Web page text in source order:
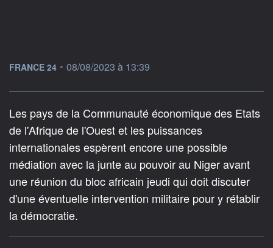
information fournie par
FRANCE 24 • 08/08/2023 à 13:39
Les pays de la Communauté économique des Etats
de l'Afrique de l'Ouest et les puissances
internationales espèrent encore une possible
médiation avec la junte au pouvoir au Niger avant
une réunion du bloc africain jeudi qui doit discuter
d'une éventuelle intervention militaire pour y rétablir
la démocratie.